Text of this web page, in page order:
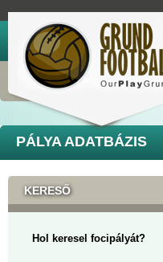
PÁLYA ADATBÁZIS
KERESŐ
Hol keresel focipályát?